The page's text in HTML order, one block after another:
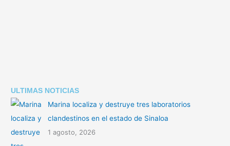
r
ULTIMAS NOTICIAS
Marina localiza y destruye tres laboratorios
clandestinos en el estado de Sinaloa
1 agosto, 2026